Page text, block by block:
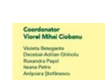
straniu să îmi editez
Materiale de studiu pentru
coduri pentru examenul
întrebarea pe care o